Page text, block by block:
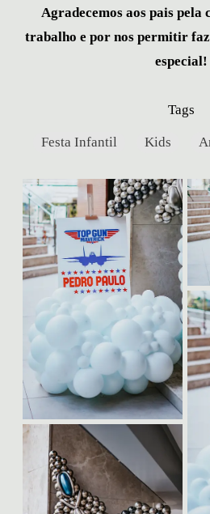
Agradecemos aos pais pela
trabalho e por nos permitir
especial!
Tags
Festa Infantil Kids